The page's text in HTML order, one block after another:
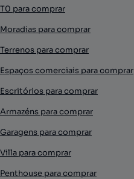
T0 para comprar
Moradias para comprar
Terrenos para comprar
Espaços comerciais para comprar
Escritórios para comprar
Armazéns para comprar
Garagens para comprar
Villa para comprar
Penthouse para comprar